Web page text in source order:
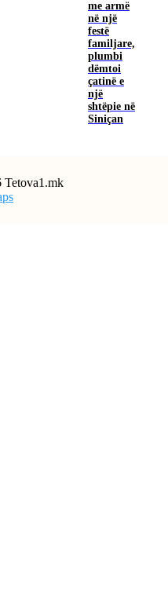
me armë
në një
festë
familjare,
plumbi
dëmtoi
çatinë e
një
shtëpie në
Siniçan
Tetova1.mk